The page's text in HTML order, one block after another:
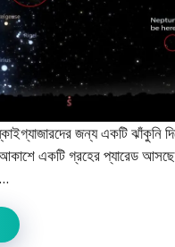
জন্য একটি ঝাঁকুনি
আকাশে একটি গ্রহের প্যারেড